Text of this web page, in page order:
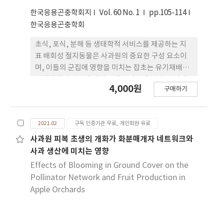
한국응용곤충학회지 Vol. 60 No. 1
pp.105-114
한국응용곤충학회
초식, 포식, 분해 등 생태학적 서비스를 제공하는 지
표 배회성 절지동물은 사과원의 중요한 구성 요소이
며, 이들의 군집에 영향을 미치는 잡초는 유기재배와
관련된 과수원 관리가 지표 배회성 절지동물의 풍부
섭식 기능군으로 분류하였으며, 딱정벌레류는 종 수
준으로 분류하였다. 지표 배회성 절지동물의 주요 우
점군은 딱정벌레목으로 나타났다. 초식자와 포식자의
풍부도는 유기재배 사과원에서 높은 결과를 보였으
며, 딱정벌레류의 풍부도와 다양도 또한 관행재배 과
원보다 유기재배 사과원에서 높은 결과를 보였다. 거
미목, 딱정벌레목 또는 딱정벌레류의 풍부도는 잡초
4,000원 구매하기
2021.02 구독 인증기관 무료, 개인회원 유료
사과원 피복 초생의 개화가 화분매개자 네트워크와
사과 생산에 미치는 영향
Effects of Blooming in Ground Cover on the
Pollinator Network and Fruit Production in
Apple Orchards